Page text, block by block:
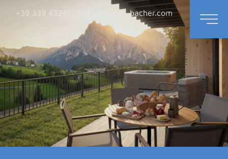
+39 339 4324529 info@martin-bacher.com